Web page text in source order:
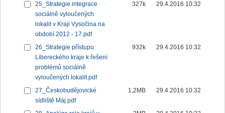
25_Strategie integrace
sociálně vyloučených
lokalit v Kraji Vysočina na
období 2012 - 17.pdf
327k 29.4.2016 10:32
26_Strategie přístupu
Libereckého kraje k řešení
problémů sociálně
vyloučených lokalit.pdf
932k 29.4.2016 10:32
27_Českobudějovické
sídliště Máj.pdf
1,2MB 29.4.2016 10:32